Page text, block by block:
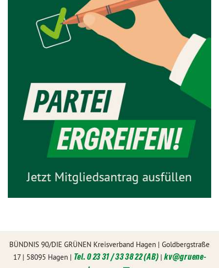
BÜNDNIS 90/DIE GRÜNEN Kreisverband Hagen | Goldbergstraße
17 | 58095 Hagen | Tel. 0 23 31 / 33 38 22 (AB) |kv@gruene-